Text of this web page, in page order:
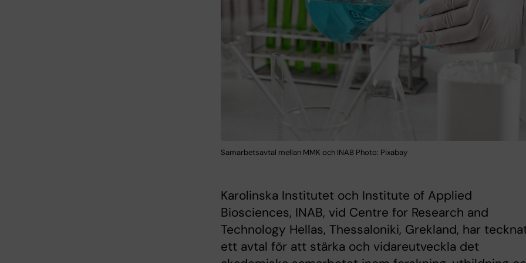
Samarbetsavtal mellan MMK och INAB Photo: Pixabay
Karolinska Institutet och Institute of Applied
Biosciences, INAB, vid Centre for Research and
Technology Hellas, Thessaloniki, Grekland, har
ett avtal för att stärka och vidareutveckla det